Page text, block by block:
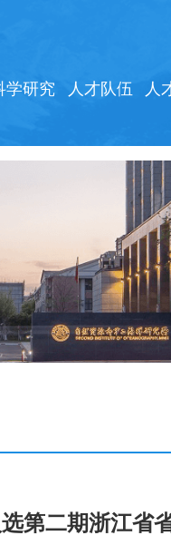
学研究 人才队伍 人
第二期浙江省